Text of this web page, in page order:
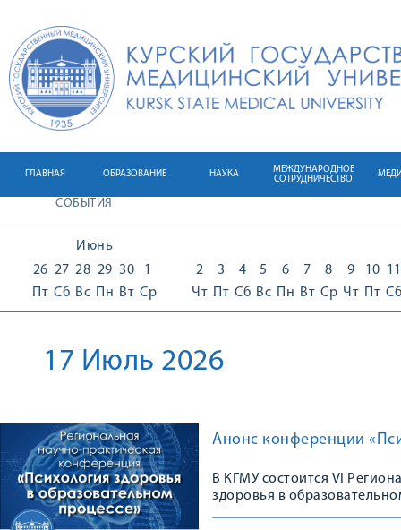
ГЛАВНАЯ ОБРАЗОВАНИЕ НАУКА
МЕЖДУНАРОДНОЕ
СОТРУДНИЧЕСТВО
СОБЫТИЯ
Июнь
26
Пт
27
Сб
28
Вс
29
Пн
30
Вт
1
Ср
2
Чт
3
Пт
4
Сб
5
Вс
6
Пн
7
Вт
8
Ср
9
Чт
10
Пт
11
Сб
17 Июль 2026
Анонс конференции
В КГМУ состоится VI
здоровья в